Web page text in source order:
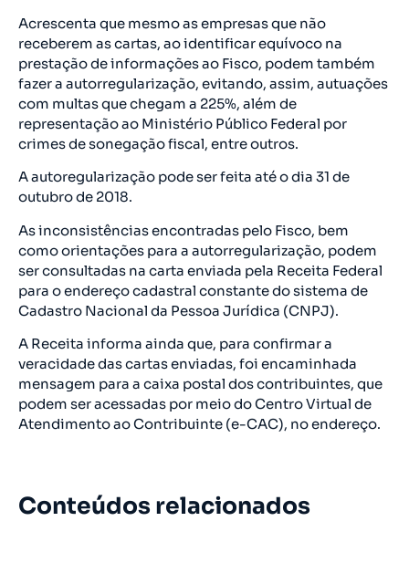
Acrescenta que mesmo as empresas que não
receberem as cartas, ao identificar equívoco na
prestação de informações ao Fisco, podem também
fazer a autorregularização, evitando, assim, autuações
com multas que chegam a 225%, além de
representação ao Ministério Público Federal por
crimes de sonegação fiscal, entre outros.
A autoregularização pode ser feita até o dia 31 de
outubro de 2018.
As inconsistências encontradas pelo Fisco, bem
como orientações para a autorregularização, podem
ser consultadas na carta enviada pela Receita Federal
para o endereço cadastral constante do sistema de
Cadastro Nacional da Pessoa Jurídica (CNPJ).
A Receita informa ainda que, para confirmar a
veracidade das cartas enviadas, foi encaminhada
mensagem para a caixa postal dos contribuintes, que
podem ser acessadas por meio do Centro Virtual de
Atendimento ao Contribuinte (e-CAC), no endereço.
Conteúdos relacionados